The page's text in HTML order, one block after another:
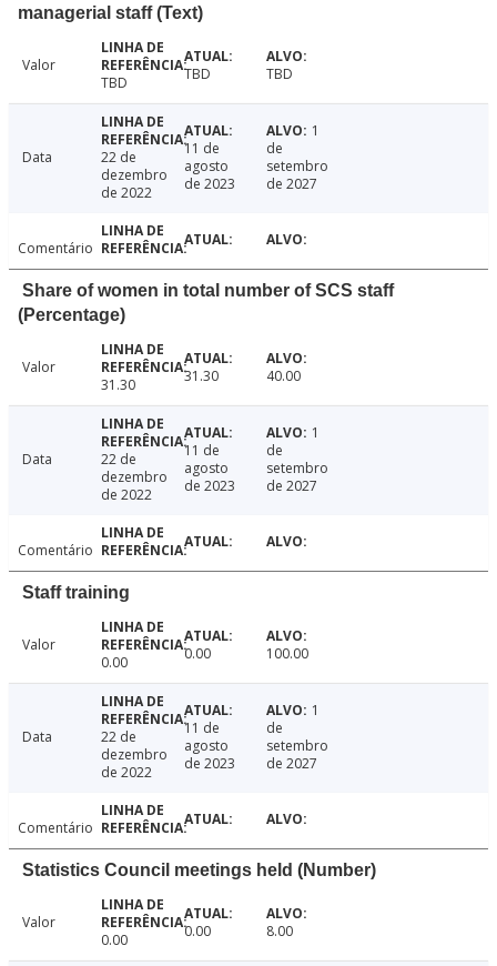
managerial staff (Text)
Valor
TBD
TBD TBD
Data
22 de
dezembro
de 2022
11 de
agosto
de 2023
1
de
setembro
de 2027
Comentário
Share of women in total number of SCS staff
(Percentage)
Valor
31.30
31.30 40.00
Data
22 de
dezembro
de 2022
11 de
agosto
de 2023
1
de
setembro
de 2027
Comentário
Staff training
Valor
0.00
0.00 100.00
Data
22 de
dezembro
de 2022
11 de
agosto
de 2023
1
de
setembro
de 2027
Comentário
Statistics Council meetings held (Number)
Valor
0.00
0.00 8.00